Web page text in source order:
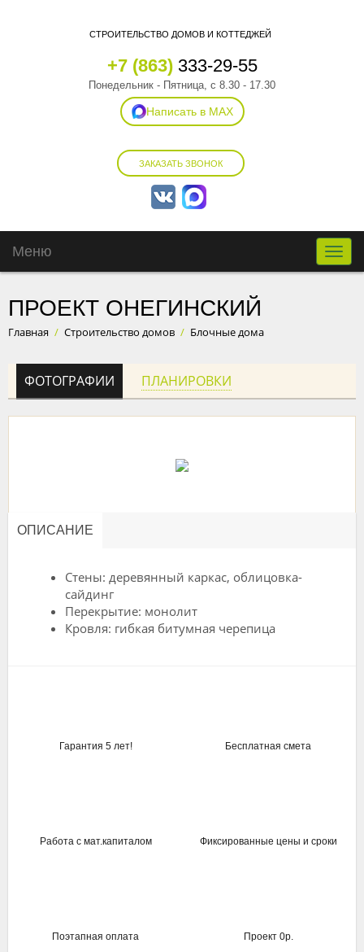
СТРОИТЕЛЬСТВО ДОМОВ И КОТТЕДЖЕЙ
+7 (863)333-29-55
Понедельник - Пятница, с 8.30 - 17.30
Написать в MAX
ЗАКАЗАТЬ ЗВОНОК
Toggle
Меню
ПРОЕКТ ОНЕГИНСКИЙ
Главная / Строительство домов / Блочные дома
ФОТОГРАФИИ ПЛАНИРОВКИ
ОПИСАНИЕ
Стены: деревянный каркас, облицовка-
сайдинг
Перекрытие: монолит
Кровля: гибкая битумная черепица
Гарантия 5 лет! Бесплатная смета
Работа с мат.капиталом Фиксированные цены и сроки
Поэтапная оплата Проект 0р.